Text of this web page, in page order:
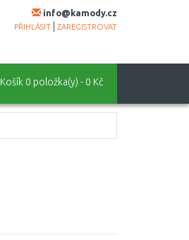
info@kamody.cz
PŘIHLÁSIT ZAREGISTROVAT
Košík 0 položka(y) - 0 Kč